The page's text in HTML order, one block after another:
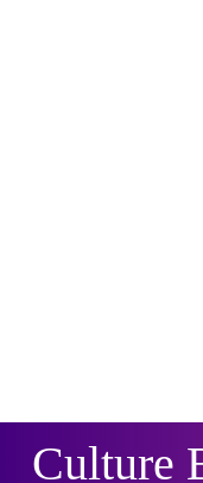
Culture